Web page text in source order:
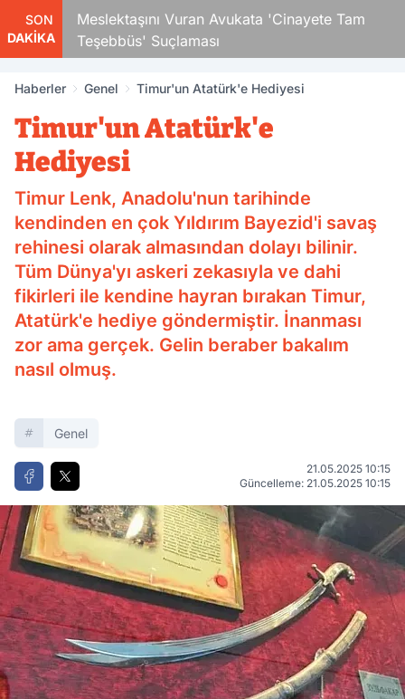
SON
DAKİKA
Meslektaşını Vuran Avukata 'Cinayete Tam
Teşebbüs' Suçlaması
Haberler Genel Timur'un Atatürk'e Hediyesi
Timur'un Atatürk'e
Hediyesi
Timur Lenk, Anadolu'nun tarihinde
kendinden en çok Yıldırım Bayezid'i savaş
rehinesi olarak almasından dolayı bilinir.
Tüm Dünya'yı askeri zekasıyla ve dahi
fikirleri ile kendine hayran bırakan Timur,
Atatürk'e hediye göndermiştir. İnanması
zor ama gerçek. Gelin beraber bakalım
nasıl olmuş.
Genel
21.05.2025 10:15
Güncelleme: 21.05.2025 10:15